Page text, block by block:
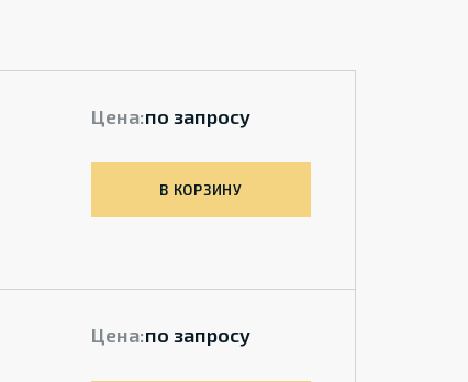
Цена:по запросу
В КОРЗИНУ
Цена:по запросу